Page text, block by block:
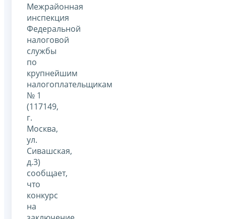
Межрайонная
инспекция
Федеральной
налоговой
службы
по
крупнейшим
налогоплательщикам
№ 1
(117149,
г.
Москва,
ул.
Сивашская,
д.3)
сообщает,
что
конкурс
на